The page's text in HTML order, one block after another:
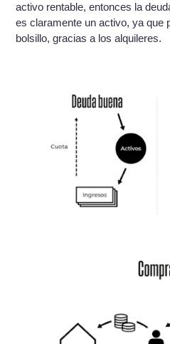
activo rentable, entonces la
es claramente un activo, ya que
bolsillo, gracias a los alquileres.